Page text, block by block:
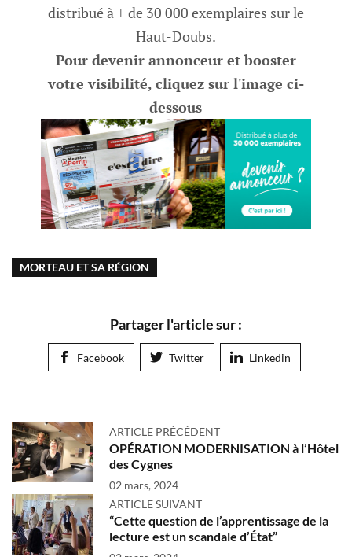
distribué à + de 30 000 exemplaires sur le
Haut-Doubs.
Pour devenir annonceur et booster
votre visibilité, cliquez sur l'image ci-
dessous
MORTEAU ET SA RÉGION
Partager l'article sur :
Facebook Twitter Linkedin
ARTICLE PRÉCÉDENT
OPÉRATION MODERNISATION à l’Hôtel
des Cygnes
02 mars, 2024
ARTICLE SUIVANT
“Cette question de l’apprentissage de la
lecture est un scandale d’État”